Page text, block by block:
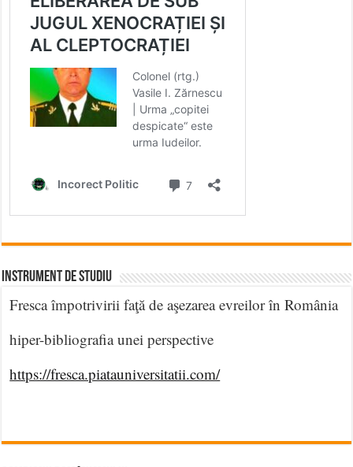
INSTRUMENT DE STUDIU
Fresca împotrivirii faţă de aşezarea evreilor în România
hiper-bibliografia unei perspective
https://fresca.piatauniversitatii.com/